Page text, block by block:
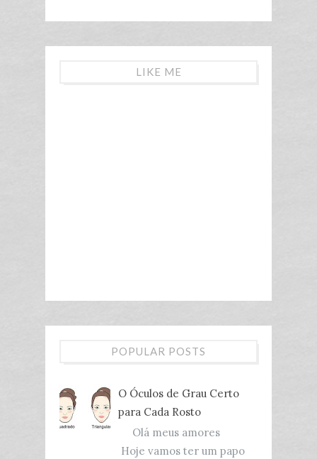
LIKE ME
POPULAR POSTS
O Óculos de Grau Certo
para Cada Rosto
Olá meus amores
Hoje vamos ter um papo